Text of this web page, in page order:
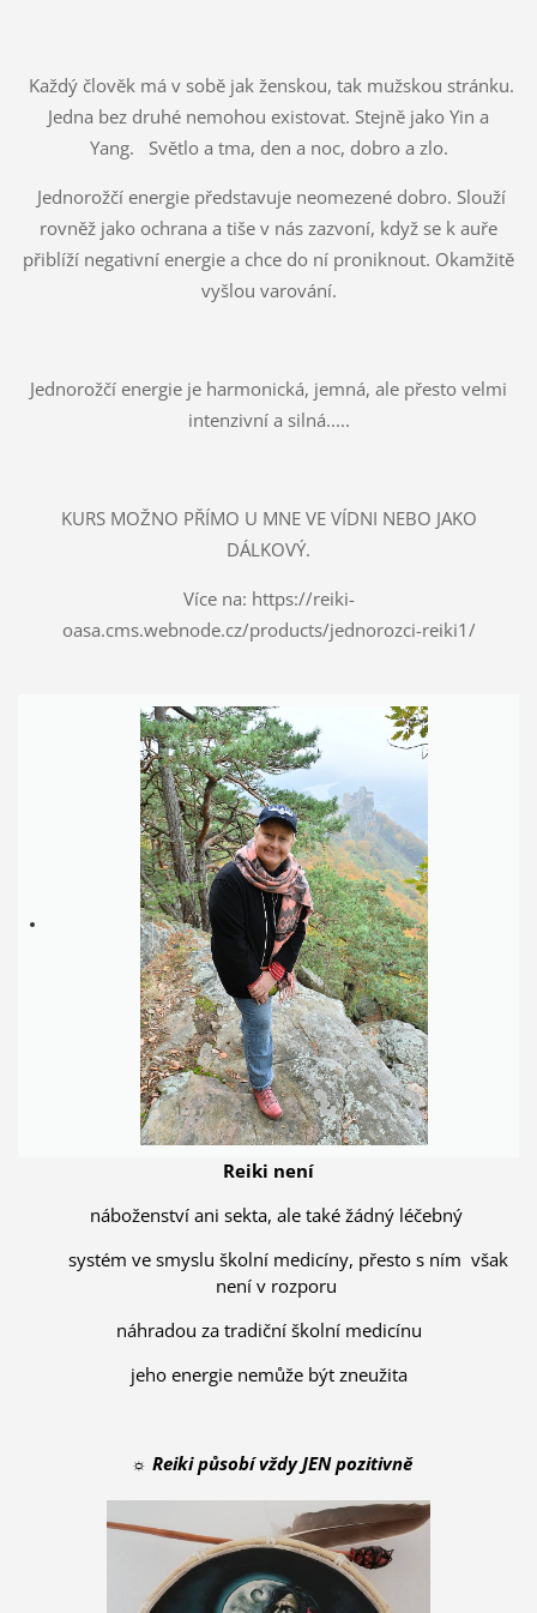
Každý člověk má v sobě jak ženskou, tak mužskou stránku.
Jedna bez druhé nemohou existovat. Stejně jako Yin a
Yang. Světlo a tma, den a noc, dobro a zlo.
Jednorožčí energie představuje neomezené dobro. Slouží
rovněž jako ochrana a tiše v nás zazvoní, když se k auře
přiblíží negativní energie a chce do ní proniknout. Okamžitě
vyšlou varování.
Jednorožčí energie je harmonická, jemná, ale přesto velmi
intenzivní a silná.....
KURS MOŽNO PŘÍMO U MNE VE VÍDNI NEBO JAKO
DÁLKOVÝ.
Více na: https://reiki-
oasa.cms.webnode.cz/products/jednorozci-reiki1/
Reiki není
náboženství ani sekta, ale také žádný léčebný
systém ve smyslu školní medicíny, přesto s ním však
není v rozporu
náhradou za tradiční školní medicínu
jeho energie nemůže být zneužita
☼ Reiki působí vždy JEN pozitivně